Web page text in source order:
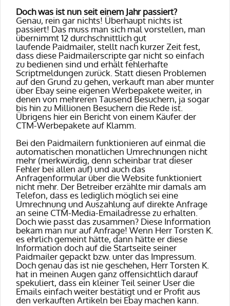
Doch was ist nun seit einem Jahr passiert?
Genau, rein gar nichts! Überhaupt nichts ist
passiert! Das muss man sich mal vorstellen, man
übernimmt 12 durchschnittlich gut
laufende Paidmailer, stellt nach kurzer Zeit fest,
dass diese Paidmailerscripte gar nicht so einfach
zu bedienen sind und erhält fehlerhafte
Scriptmeldungen zurück. Statt diesen Problemen
auf den Grund zu gehen, verkauft man aber munter
über Ebay seine eigenen Werbepakete weiter, in
denen von mehreren Tausend Besuchern, ja sogar
bis hin zu Millionen Besuchern die Rede ist.
Übrigens hierein Bericht von einem Käufer der
CTM-Werbepakete auf Klamm.
Bei den Paidmailern funktionieren auf einmal die
automatischen monatlichen Umrechnungen nicht
mehr (merkwürdig, denn scheinbar trat dieser
Fehler bei allen auf) und auch das
Anfragenformular über die Website funktioniert
nicht mehr. Der Betreiber erzählte mir damals am
Telefon, dass es lediglich möglich sei eine
Umrechnung und Auszahlung auf direkte Anfrage
an seine CTM-Media-Emailadresse zu erhalten.
Doch wie passt das zusammen? Diese Information
bekam man nur auf Anfrage! Wenn Herr Torsten K.
es ehrlich gemeint hätte, dann hätte er diese
Information doch auf die Startseite seiner
Paidmailer gepackt bzw. unter das Impressum.
Doch genau das ist nie geschehen, Herr Torsten K.
hat in meinen Augen ganz offensichtlich darauf
spekuliert, dass ein kleiner Teil seiner User die
Emails einfach weiter bestätigt und er Profit aus
den verkauften Artikeln bei Ebay machen kann.